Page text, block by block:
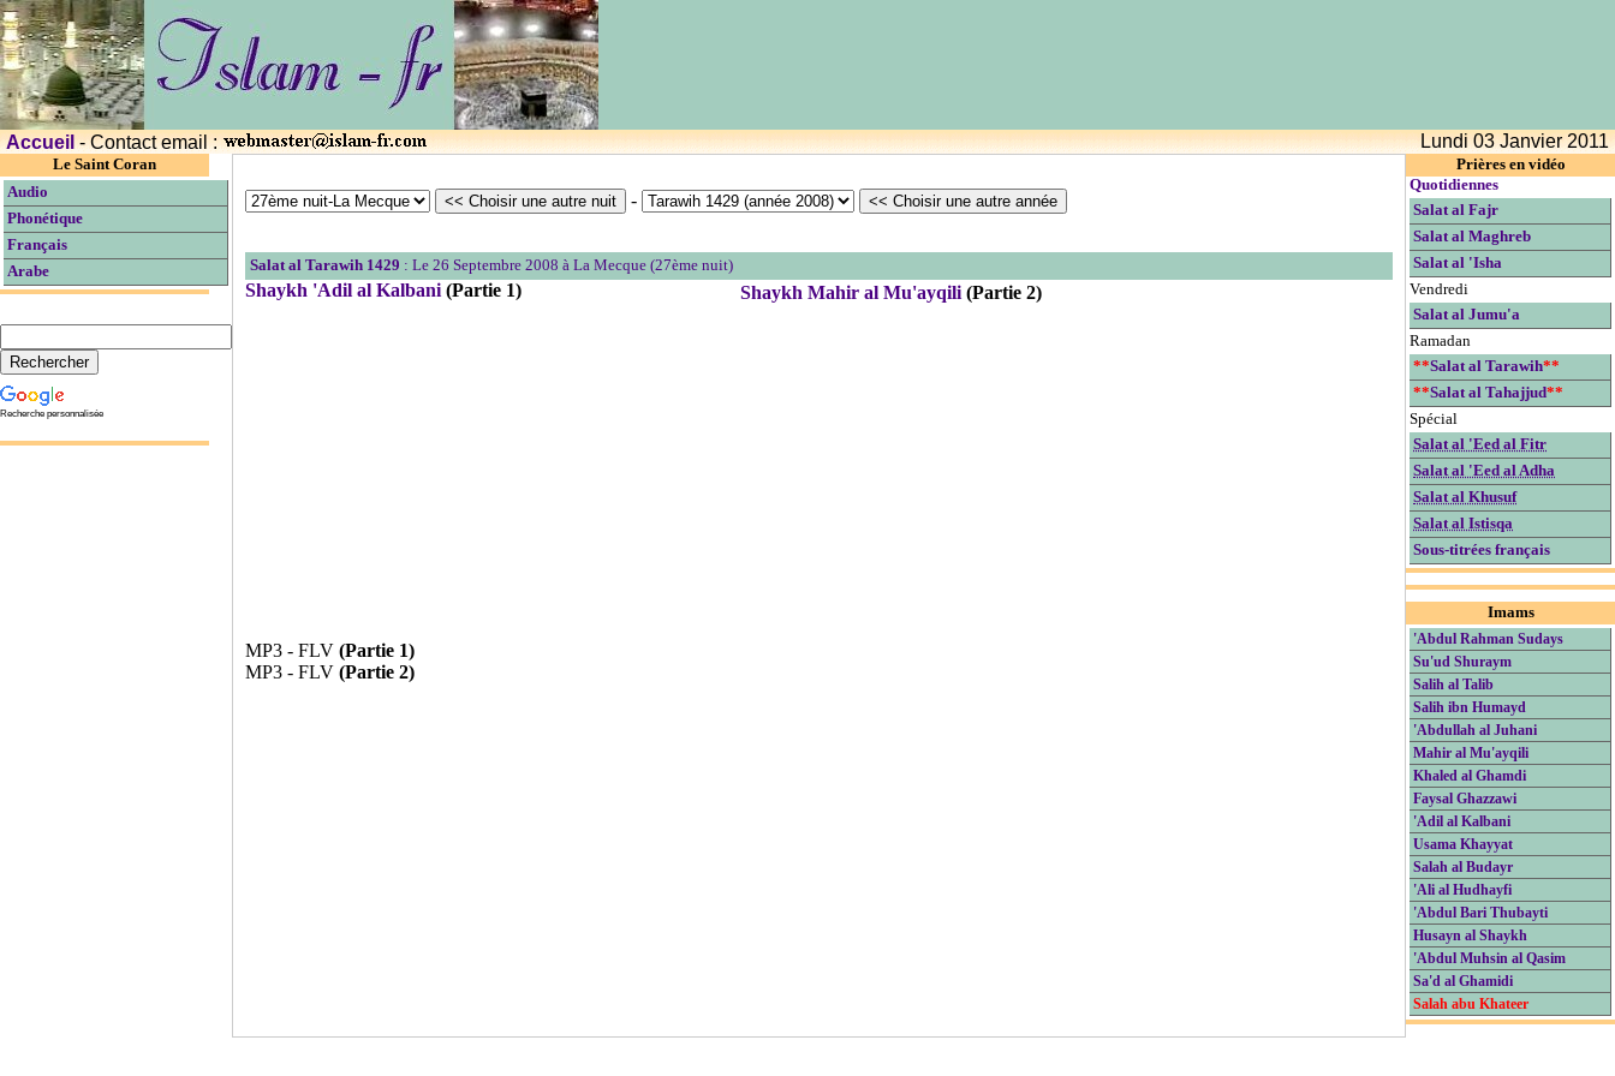
Accueil- Contact email : Lundi 03 Janvier 2011
Le Saint Coran
Audio
Phonétique
Français
Arabe
Recherche personnalisée
-
Salat al Tarawih 1429 : Le 26 Septembre 2008 à La Mecque (27ème nuit)
Shaykh 'Adil al Kalbani (Partie 1) Shaykh Mahir al Mu'ayqili (Partie 2)
MP3 - FLV (Partie 1)
MP3 - FLV (Partie 2)
Prières en vidéo
Quotidiennes
Salat al Fajr
Salat al Maghreb
Salat al 'Isha
Vendredi
Salat al Jumu'a
Ramadan
**Salat al Tarawih**
**Salat al Tahajjud**
Spécial
Salat al 'Eed al Fitr
Salat al 'Eed al Adha
Salat al Khusuf
Salat al Istisqa
Sous-titrées français
Imams
'Abdul Rahman Sudays
Su'ud Shuraym
Salih al Talib
Salih ibn Humayd
'Abdullah al Juhani
Mahir al Mu'ayqili
Khaled al Ghamdi
Faysal Ghazzawi
'Adil al Kalbani
Usama Khayyat
Salah al Budayr
'Ali al Hudhayfi
'Abdul Bari Thubayti
Husayn al Shaykh
'Abdul Muhsin al Qasim
Sa'd al Ghamidi
Salah abu Khateer